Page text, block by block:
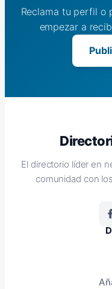
Reclama tu perfil o
empezar a
El directorio líder en
comunidad con